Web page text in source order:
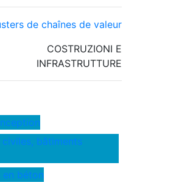
de chaînes de valeur
COSTRUZIONI E
INFRASTRUTTURE
bâtiments
béton